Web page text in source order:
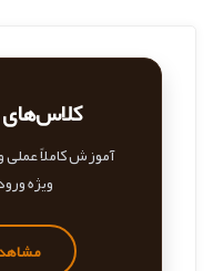
آموزش کاملاً
ویژه